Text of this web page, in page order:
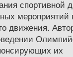
спортивной
мероприятий
движения.
их